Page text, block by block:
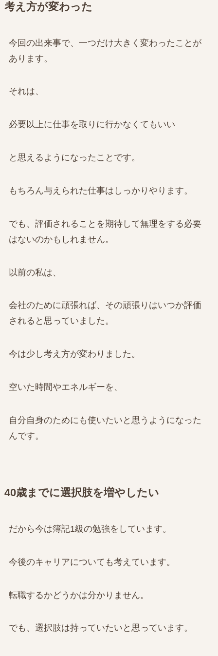
考え方が変わった
今回の出来事で、一つだけ大きく変わったことが
あります。
それは、
必要以上に仕事を取りに行かなくてもいい
と思えるようになったことです。
もちろん与えられた仕事はしっかりやります。
でも、評価されることを期待して無理をする必要
はないのかもしれません。
以前の私は、
会社のために頑張れば、その頑張りはいつか評価
されると思っていました。
今は少し考え方が変わりました。
空いた時間やエネルギーを、
自分自身のためにも使いたいと思うようになった
んです。
40歳までに選択肢を増やしたい
だから今は簿記1級の勉強をしています。
今後のキャリアについても考えています。
転職するかどうかは分かりません。
でも、選択肢は持っていたいと思っています。